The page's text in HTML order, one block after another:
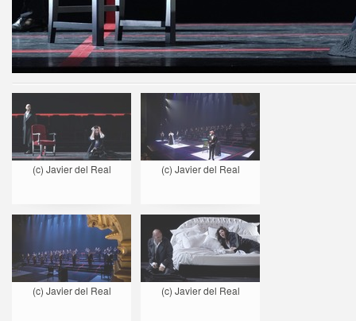
(c) Javier del Real (c) Javier del Real
(c) Javier del Real (c) Javier del Real